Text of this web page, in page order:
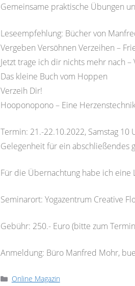
Gemeinsame praktische Übungen
Leseempfehlung: Bücher von
Vergeben Versöhnen Verzeihen –
Jetzt trage ich dir nichts mehr nach
Das kleine Buch vom Hoppen
Verzeih Dir!
Hooponopono – Eine
Termin: 21.-22.10.2022, Samstag
Gelegenheit für ein abschließendes
Für die Übernachtung habe ich eine
Seminarort: Yogazentrum Creative
Gebühr: 250.- Euro (bitte zum
Anmeldung: Büro Manfred Mohr,
Kategorien
Online Magazin